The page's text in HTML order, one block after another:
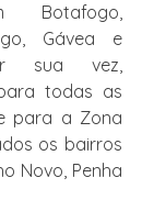
Botafogo,
Gávea e
sua vez,
todas as
para a Zona
os bairros
Novo, Penha